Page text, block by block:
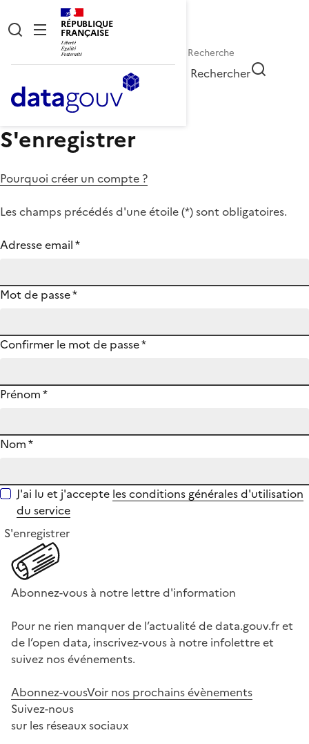
RÉPUBLIQUE
FRANÇAISE
Rechercher
S'enregistrer
Pourquoi créer un compte ?
Les champs précédés d'une étoile (*) sont obligatoires.
Adresse email*
Mot de passe*
Confirmer le mot de passe*
Prénom*
Nom*
J'ai lu et j'accepte les conditions générales d'utilisation
du service
S'enregistrer
Abonnez-vous à notre lettre d'information
Pour ne rien manquer de l’actualité de data.gouv.fr et
de l’open data, inscrivez-vous à notre infolettre et
suivez nos événements.
Abonnez-vousVoir nos prochains évènements
Suivez-nous
sur les réseaux sociaux